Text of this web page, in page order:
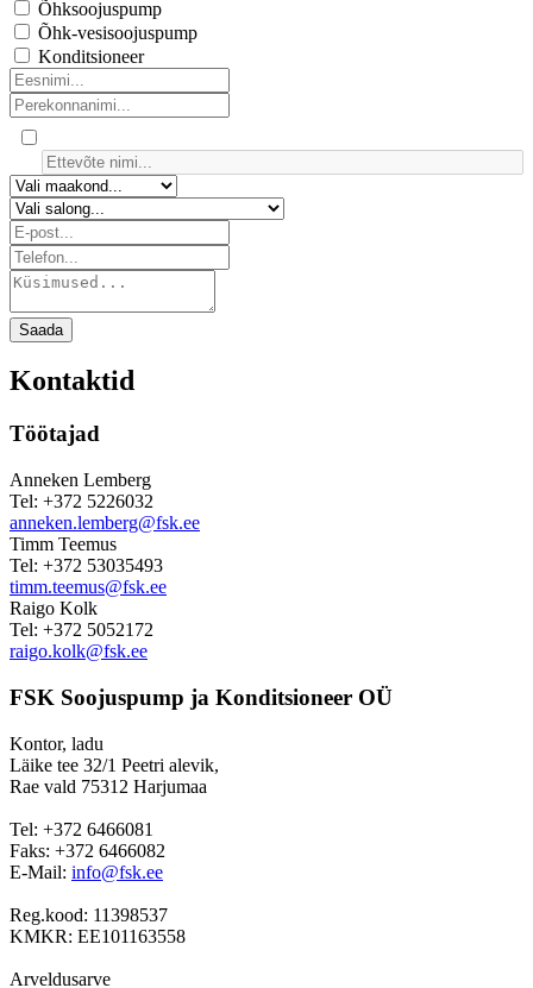
Õhksoojuspump
Õhk-vesisoojuspump
Konditsioneer
Saada
Kontaktid
Töötajad
Anneken Lemberg
Tel: +372 5226032
anneken.lemberg@fsk.ee
Timm Teemus
Tel: +372 53035493
timm.teemus@fsk.ee
Raigo Kolk
Tel: +372 5052172
raigo.kolk@fsk.ee
FSK Soojuspump ja Konditsioneer OÜ
Kontor, ladu
Läike tee 32/1 Peetri alevik,
Rae vald 75312 Harjumaa
Tel: +372 6466081
Faks: +372 6466082
E-Mail: info@fsk.ee
Reg.kood: 11398537
KMKR: EE101163558
Arveldusarve